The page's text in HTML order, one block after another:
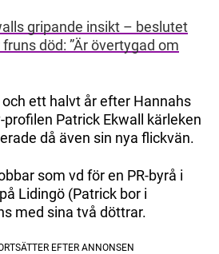
gripande insikt – beslutet
död: ”Är övertygad om
ett halvt år efter Hannahs
Patrick Ekwall kärleken
då även sin nya flickvän.
som vd för en PR-byrå i
Lidingö (Patrick bor i
med sina två döttrar.